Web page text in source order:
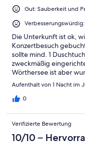
Gut: Sauberkeit und
Die Unterkunft ist ok,
Konzertbesuch
sollte mind. 1
zweckmäßig
Wörthersee ist aber
abgestandener Luft
sehr schlecht.
Aufenthalt von 1 Nacht im
0
Verifizierte Bewertung
10/10 –